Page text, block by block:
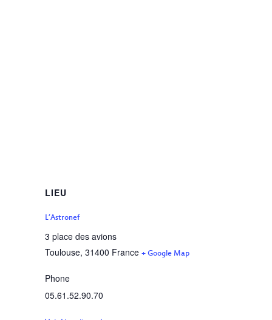
LIEU
L’Astronef
3 place des avions
Toulouse, 31400 France + Google Map
Phone
05.61.52.90.70